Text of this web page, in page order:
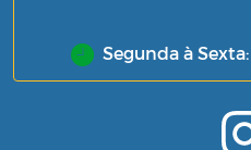
Segunda à